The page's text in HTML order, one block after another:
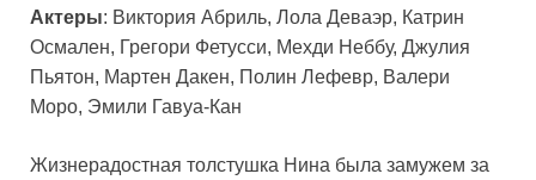
Актеры: Виктория Абриль, Лола Деваэр, Катрин
Осмален, Грегори Фетусси, Мехди Неббу, Джулия
Пьятон, Мартен Дакен, Полин Лефевр, Валери
Моро, Эмили Гавуа-Кан
Жизнерадостная толстушка Нина была замужем за